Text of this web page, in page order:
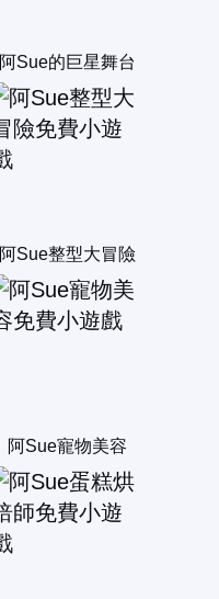
阿Sue的巨星舞台
阿Sue整型大冒險
阿Sue寵物美容